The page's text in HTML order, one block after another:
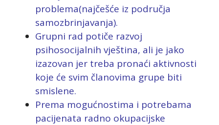
problema(najčešće iz područja
samozbrinjavanja).
Grupni rad potiče razvoj
psihosocijalnih vještina, ali je jako
izazovan jer treba pronaći aktivnosti
koje će svim članovima grupe biti
smislene.
Prema mogućnostima i potrebama
pacijenata radno okupacijske